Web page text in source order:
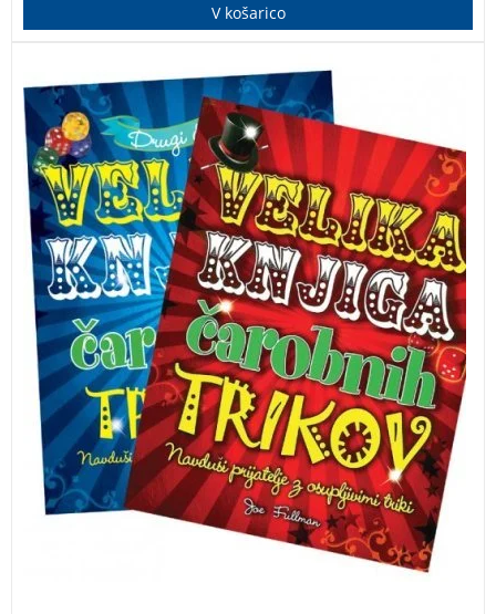
V košarico
Veliki knjigi čarobnih trikov bosta v svojih bralcih
prebudili čarodeja, ki bo z najrazličnejšimi triki
navdušil svoje občinstvo. DARILO: igralne karte!